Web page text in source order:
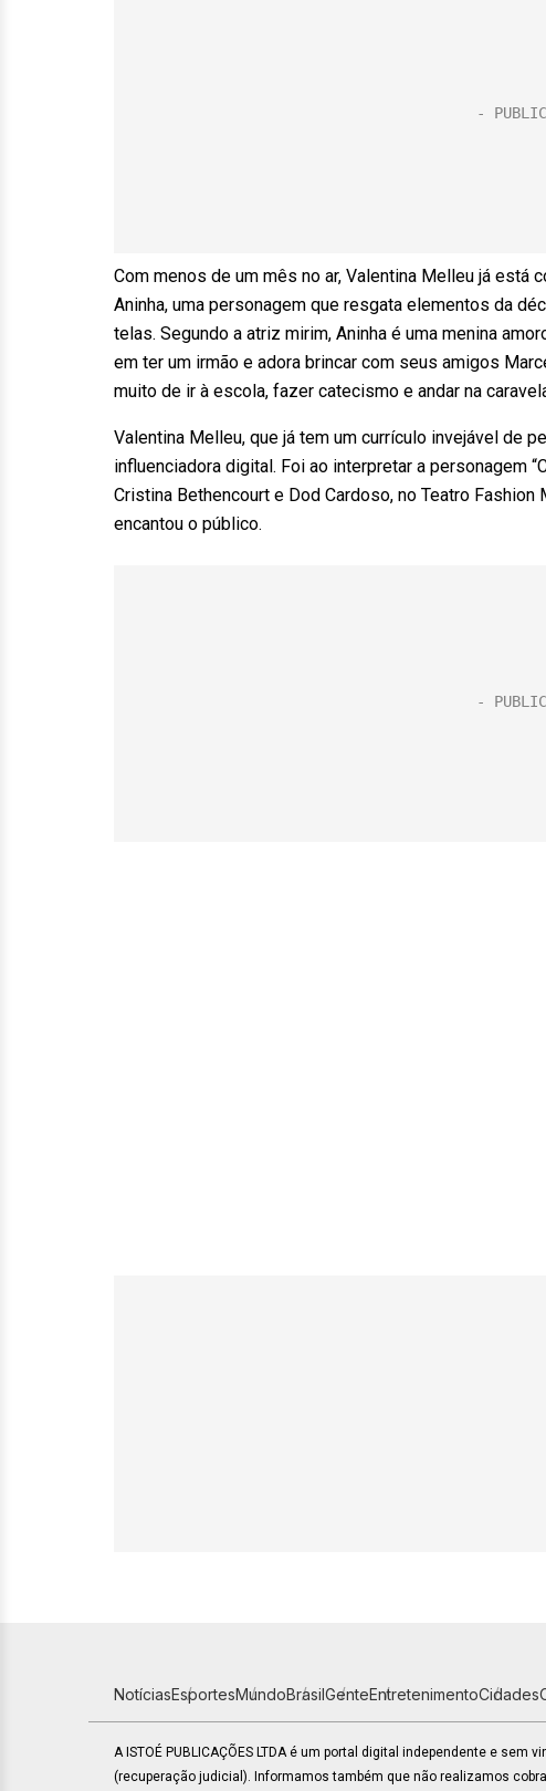
Com menos de um mês no ar, Valentina Melleu já
Aninha, uma personagem que resgata elementos da
telas. Segundo a atriz mirim, Aninha é uma menina
em ter um irmão e adora brincar com seus amigos
muito de ir à escola, fazer catecismo e andar na
Valentina Melleu, que já tem um currículo invejável de
influenciadora digital. Foi ao interpretar a personagem
Cristina Bethencourt e Dod Cardoso, no Teatro
encantou o público.
NotíciasEsportesMundoBrasilGenteEntretenimentoCidades
A ISTOÉ PUBLICAÇÕES LTDA é um portal digital independente e sem
(recuperação judicial). Informamos também que não realizamos